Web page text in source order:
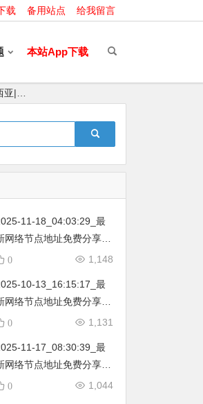
载 备用站点 给我留言
本站App下载
亚|…
11-18_04:03:29_最
网络节点地址免费分享…
定期更新…开放免费分享
国|新加坡|台湾|马来西亚|
1,148
0
10-13_16:15:17_最
网络节点地址免费分享…
定期更新…开放免费分享
国|新加坡|台湾|马来西亚|
1,131
0
11-17_08:30:39_最
网络节点地址免费分享…
定期更新…开放免费分享
1,044
0